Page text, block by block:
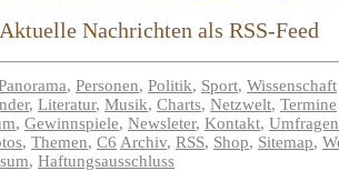
Aktuelle Nachrichten als RSS-Feed
, Personen, Politik, Sport, Wissenschaft
, Literatur, Musik, Charts, Netzwelt, Termine
, Gewinnspiele, Newsleter, Kontakt, Umfragen
, Themen, C6 Archiv, RSS, Shop, Sitemap,
, Haftungsausschluss